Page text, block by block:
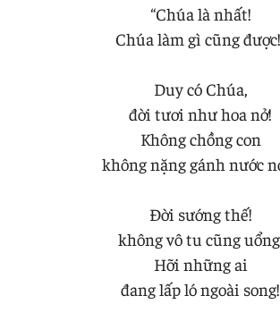
“Chúa là nhất!
Chúa làm gì cũng
Duy có Chúa,
đời tươi như hoa nở!
Không chồng con
không nặng gánh nước
Đời sướng thế!
không vô tu cũng
Hỡi những ai
đang lấp ló ngoài song!